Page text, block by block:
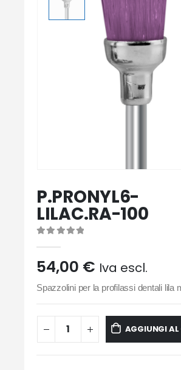
P.PRONYL6-
LILAC.RA-100
54,00 € Iva escl.
Spazzolini per la profilassi dentali lila
AGGIUNGI AL